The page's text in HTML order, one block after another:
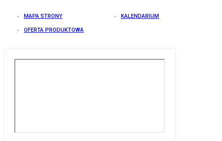
MAPA STRONY KALENDARIUM
OFERTA PRODUKTOWA